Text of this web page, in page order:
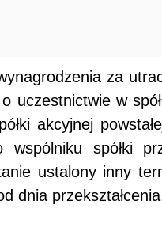
za
uczestnictwie w
akcyjnej
spółki
ustalony inny
dnia